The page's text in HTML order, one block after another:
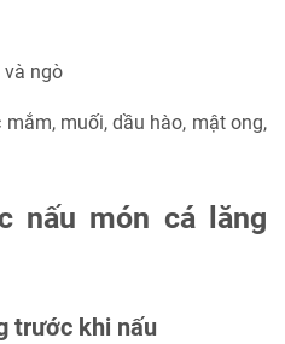
và ngò
muối, dầu hào, mật ong,
nấu món cá lăng
trước khi nấu